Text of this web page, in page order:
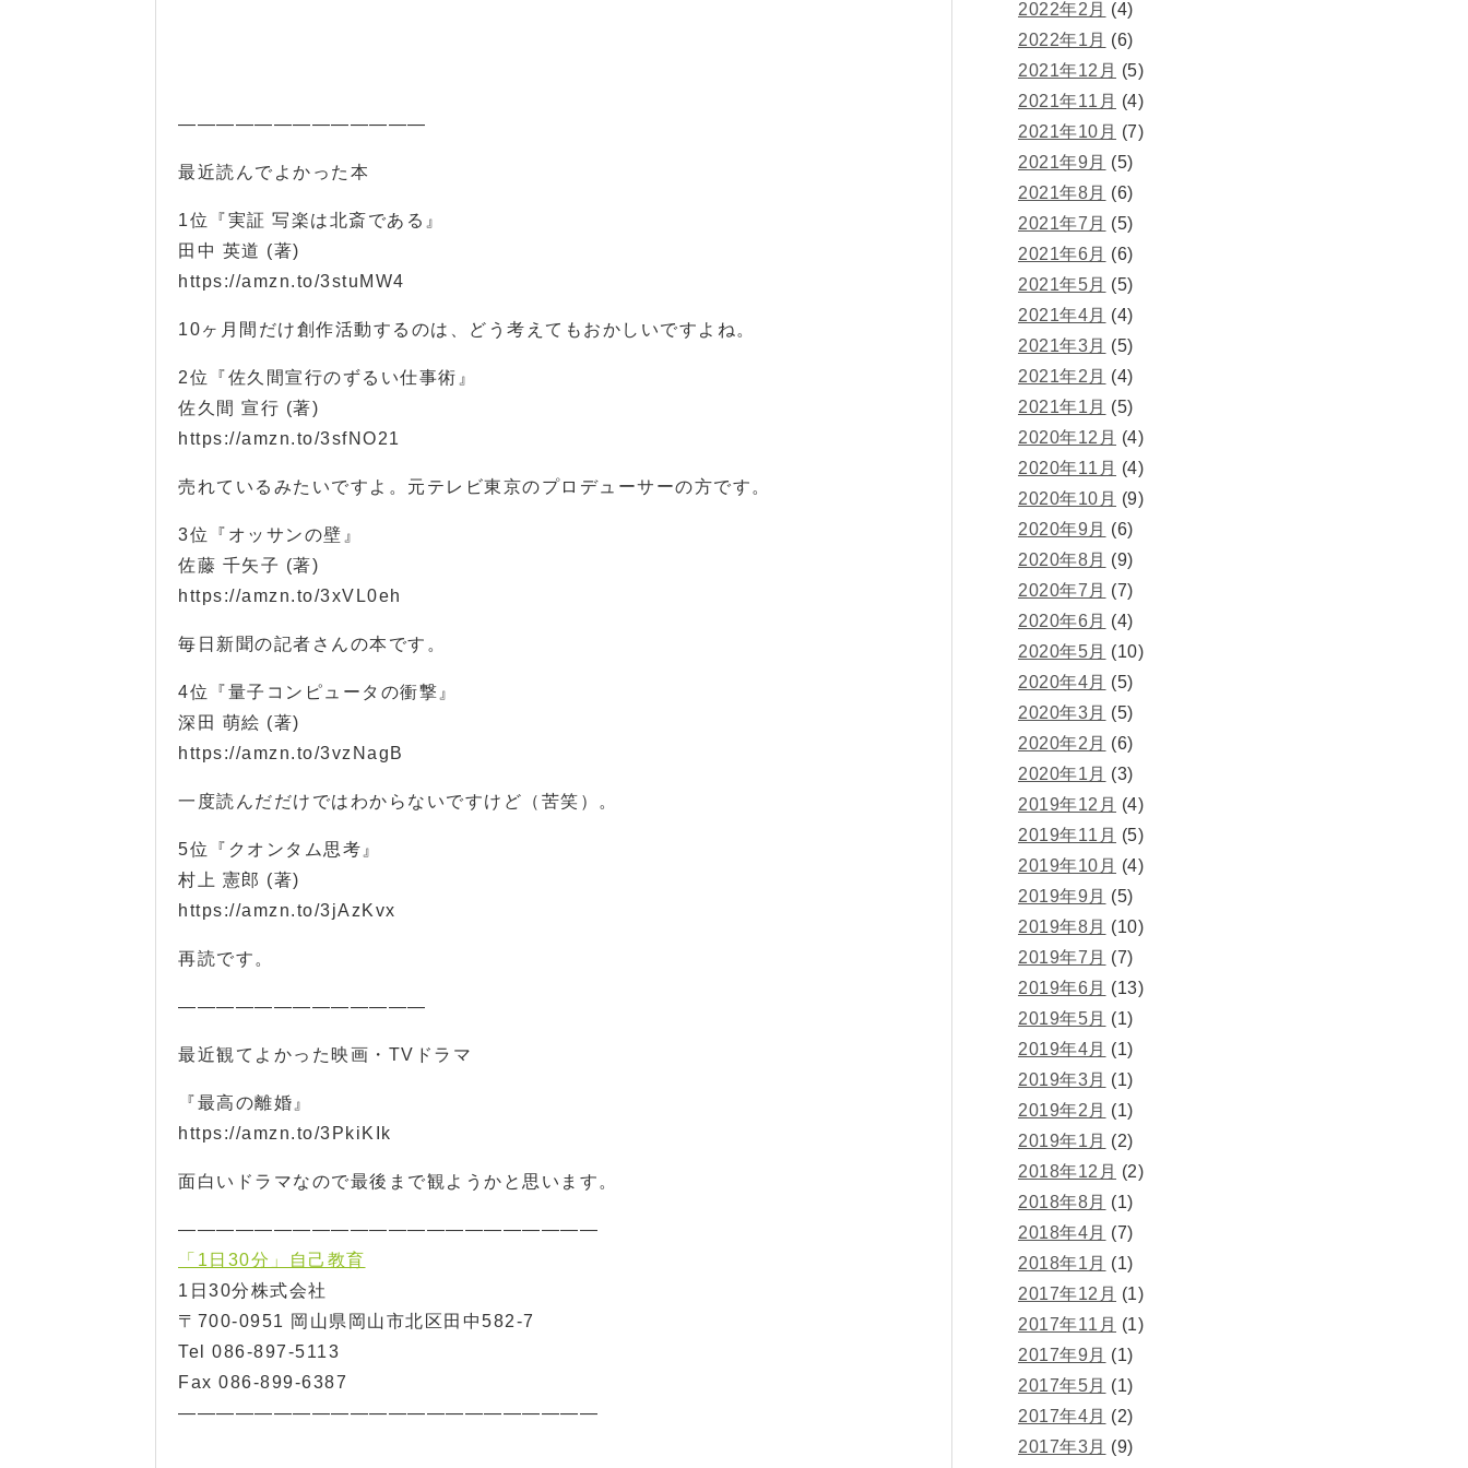
—————————————
最近読んでよかった本
1位『実証 写楽は北斎である』
田中 英道 (著)
https://amzn.to/3stuMW4
10ヶ月間だけ創作活動するのは、どう考えてもおかしいですよね。
2位『佐久間宣行のずるい仕事術』
佐久間 宣行 (著)
https://amzn.to/3sfNO21
売れているみたいですよ。元テレビ東京のプロデューサーの方です。
3位『オッサンの壁』
佐藤 千矢子 (著)
https://amzn.to/3xVL0eh
毎日新聞の記者さんの本です。
4位『量子コンピュータの衝撃』
深田 萌絵 (著)
https://amzn.to/3vzNagB
一度読んだだけではわからないですけど（苦笑）。
5位『クオンタム思考』
村上 憲郎 (著)
https://amzn.to/3jAzKvx
再読です。
—————————————
最近観てよかった映画・TVドラマ
『最高の離婚』
https://amzn.to/3PkiKIk
面白いドラマなので最後まで観ようかと思います。
——————————————————————
「1日30分」自己教育
1日30分株式会社
〒700-0951 岡山県岡山市北区田中582-7
Tel 086-897-5113
Fax 086-899-6387
——————————————————————
2022年2月 (4)
2022年1月 (6)
2021年12月 (5)
2021年11月 (4)
2021年10月 (7)
2021年9月 (5)
2021年8月 (6)
2021年7月 (5)
2021年6月 (6)
2021年5月 (5)
2021年4月 (4)
2021年3月 (5)
2021年2月 (4)
2021年1月 (5)
2020年12月 (4)
2020年11月 (4)
2020年10月 (9)
2020年9月 (6)
2020年8月 (9)
2020年7月 (7)
2020年6月 (4)
2020年5月 (10)
2020年4月 (5)
2020年3月 (5)
2020年2月 (6)
2020年1月 (3)
2019年12月 (4)
2019年11月 (5)
2019年10月 (4)
2019年9月 (5)
2019年8月 (10)
2019年7月 (7)
2019年6月 (13)
2019年5月 (1)
2019年4月 (1)
2019年3月 (1)
2019年2月 (1)
2019年1月 (2)
2018年12月 (2)
2018年8月 (1)
2018年4月 (7)
2018年1月 (1)
2017年12月 (1)
2017年11月 (1)
2017年9月 (1)
2017年5月 (1)
2017年4月 (2)
2017年3月 (9)